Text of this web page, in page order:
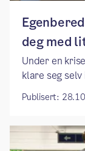
deg med
Under en
klare seg selv
Publisert: